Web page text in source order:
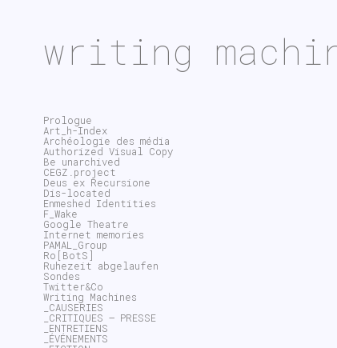
writing
Prologue
Art_h-Index
Archéologie des média
Authorized Visual Copy
Be unarchived
CEGZ.project
Deus ex Recursione
Dis-located
Enmeshed Identities
F_Wake
Google Theatre
Internet memories
PAMAL_Group
Ro[BotS]
Ruhezeit abgelaufen
Sondes
Twitter&Co
Writing Machines
_CAUSERIES
_CRITIQUES – PRESSE
_ENTRETIENS
_ÉVÉNEMENTS